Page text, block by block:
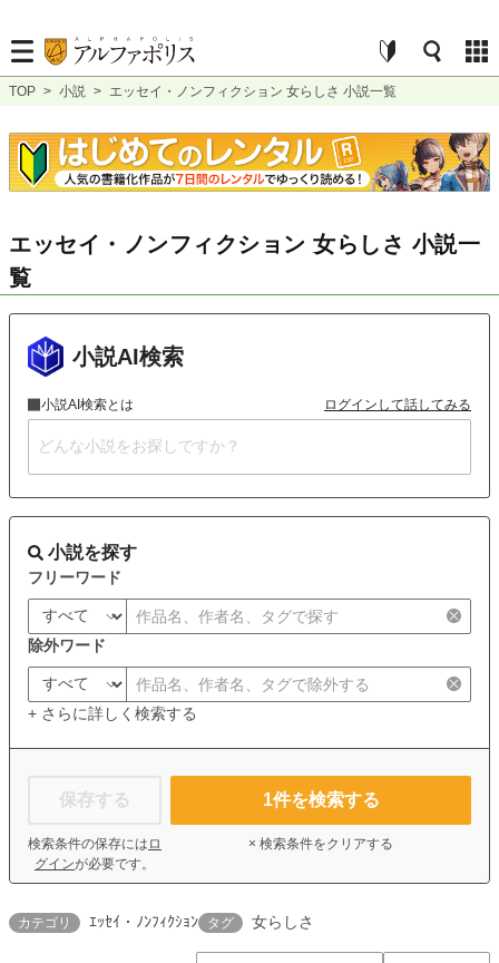
TOP > 小説 > エッセイ・ノンフィクション 女らしさ 小説一覧
エッセイ・ノンフィクション 女らしさ 小説一
覧
小説AI検索
小説AI検索とは ログインして話してみる
小説を探す
フリーワード
除外ワード
+ さらに詳しく検索する
保存する
検索条件の保存には ロ
グインが必要です。
1件を検索する
× 検索条件をクリアする
カテゴリ ｴｯｾｲ・ﾉﾝﾌｨｸｼｮﾝ タグ 女らしさ